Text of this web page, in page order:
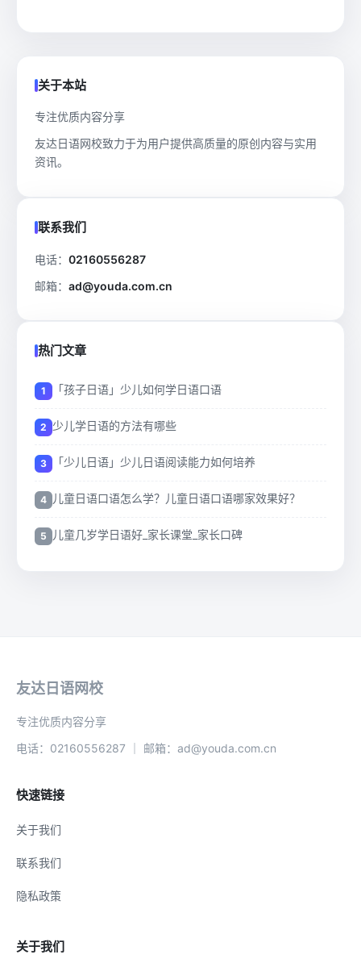
关于本站
专注优质内容分享
友达日语网校致力于为用户提供高质量的原创内容与实用
资讯。
联系我们
电话： 02160556287
邮箱： ad@youda.com.cn
热门文章
「孩子日语」少儿如何学日语口语
少儿学日语的方法有哪些
「少儿日语」少儿日语阅读能力如何培养
儿童日语口语怎么学？儿童日语口语哪家效果好？
儿童几岁学日语好_家长课堂_家长口碑
友达日语网校
专注优质内容分享
电话：02160556287 ｜ 邮箱：ad@youda.com.cn
快速链接
关于我们
联系我们
隐私政策
关于我们